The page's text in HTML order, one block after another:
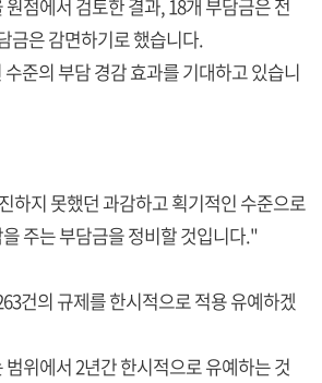
점에서 검토한 결과, 18개 부담금은 전
금은 감면하기로 했습니다.
준의 부담 경감 효과를 기대하고 있습니
하지 못했던 과감하고 획기적인 수준으로
주는 부담금을 정비할 것입니다."
건의 규제를 한시적으로 적용 유예하겠
위에서 2년간 한시적으로 유예하는 것